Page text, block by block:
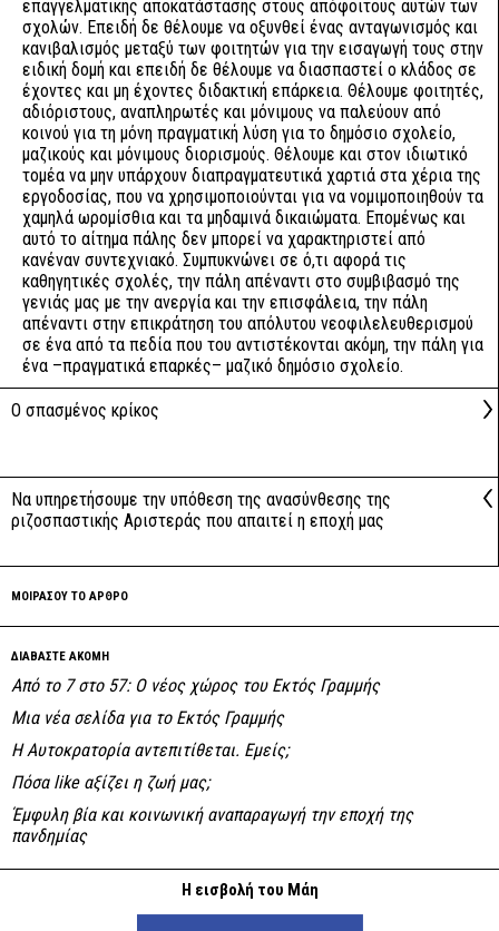
επαγγελματικής αποκατάστασης στους απόφοιτους αυτών των
σχολών. Επειδή δε θέλουμε να οξυνθεί ένας ανταγωνισμός και
κανιβαλισμός μεταξύ των φοιτητών για την εισαγωγή τους στην
ειδική δομή και επειδή δε θέλουμε να διασπαστεί ο κλάδος σε
έχοντες και μη έχοντες διδακτική επάρκεια. Θέλουμε φοιτητές,
αδιόριστους, αναπληρωτές και μόνιμους να παλεύουν από
κοινού για τη μόνη πραγματική λύση για το δημόσιο σχολείο,
μαζικούς και μόνιμους διορισμούς. Θέλουμε και στον ιδιωτικό
τομέα να μην υπάρχουν διαπραγματευτικά χαρτιά στα χέρια της
εργοδοσίας, που να χρησιμοποιούνται για να νομιμοποιηθούν τα
χαμηλά ωρομίσθια και τα μηδαμινά δικαιώματα. Επομένως και
αυτό το αίτημα πάλης δεν μπορεί να χαρακτηριστεί από
κανέναν συντεχνιακό. Συμπυκνώνει σε ό,τι αφορά τις
καθηγητικές σχολές, την πάλη απέναντι στο συμβιβασμό της
γενιάς μας με την ανεργία και την επισφάλεια, την πάλη
απέναντι στην επικράτηση του απόλυτου νεοφιλελευθερισμού
σε ένα από τα πεδία που του αντιστέκονται ακόμη, την πάλη για
ένα –πραγματικά επαρκές– μαζικό δημόσιο σχολείο.
Ο σπασμένος κρίκος
Να υπηρετήσουμε την υπόθεση της ανασύνθεσης της
ριζοσπαστικής Αριστεράς που απαιτεί η εποχή μας
ΜΟΙΡΑΣΟΥ ΤΟ ΑΡΘΡΟ
ΔΙΑΒΑΣΤΕ ΑΚΟΜΗ
Από το 7 στο 57: Ο νέος χώρος του Εκτός Γραμμής
Μια νέα σελίδα για το Εκτός Γραμμής
Η Αυτοκρατορία αντεπιτίθεται. Εμείς;
Πόσα like αξίζει η ζωή μας;
Έμφυλη βία και κοινωνική αναπαραγωγή την εποχή της
πανδημίας
Η εισβολή του Μάη